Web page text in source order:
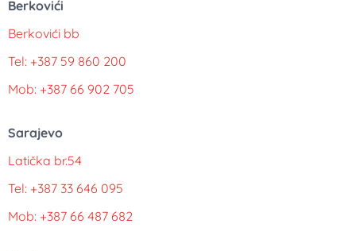
Berkovići
Berkovići bb
Tel: +387 59 860 200
Mob: +387 66 902 705
Sarajevo
Latička br.54
Tel: +387 33 646 095
Mob: +387 66 487 682